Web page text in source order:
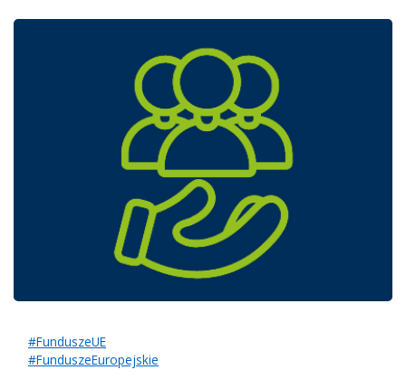
#FunduszeUE
#FunduszeEuropejskie